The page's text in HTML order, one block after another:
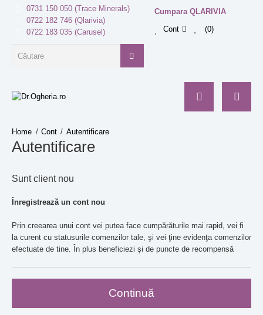
0731 150 050 (Trace Minerals)
0722 182 746 (Qlarivia)
0722 183 035 (Carusel)
Cumpara QLARIVIA
Cont
0
Cont Autentificare
Autentificare
Sunt client nou
Înregistrează un cont nou
Prin creearea unui cont vei putea face cumpărăturile mai rapid, vei fi
la curent cu statusurile comenzilor tale, şi vei ţine evidenţa comenzilor
efectuate de tine. În plus beneficiezi şi de puncte de recompensă
Continuă